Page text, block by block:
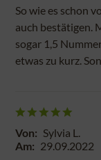
So wie es schon
auch bestätigen.
sogar 1,5
etwas zu kurz.
Von: Sylvia L.
Am: 29.09.2022